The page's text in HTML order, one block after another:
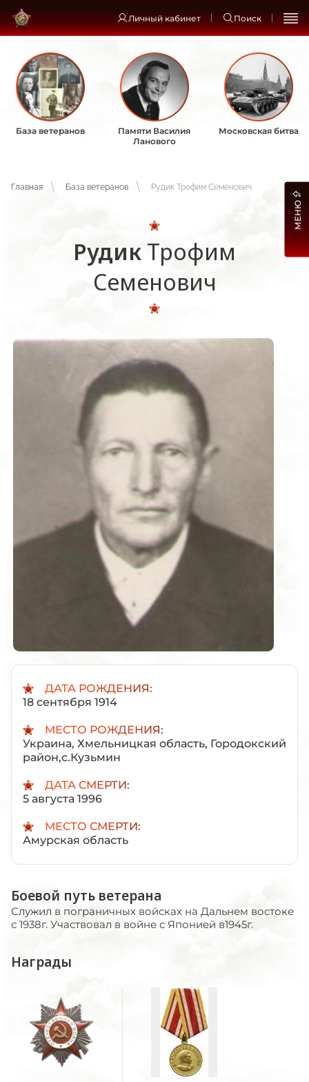
Личный кабинет Поиск
База ветеранов
Памяти Василия
Ланового
Московская битва
Главная База ветеранов Рудик Трофим Семенович
Рудик Трофим
Семенович
ДАТА РОЖДЕНИЯ:
18 сентября 1914
МЕСТО РОЖДЕНИЯ:
Украина, Хмельницкая область, Городокский
район,с.Кузьмин
ДАТА СМЕРТИ:
5 августа 1996
МЕСТО СМЕРТИ:
Амурская область
Боевой путь ветерана
Служил в пограничных войсках на Дальнем востоке
с 1938г. Участвовал в войне с Японией в1945г.
Награды
МЕНЮ